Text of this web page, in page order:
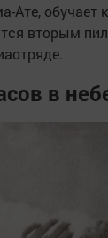
Ате, обучает
вторым
в